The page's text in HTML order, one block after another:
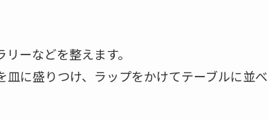
ーなどを整えます。
皿に盛りつけ、ラップをかけてテーブルに並